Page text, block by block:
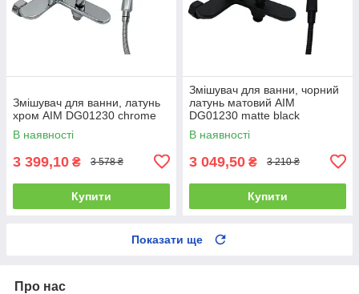
Змішувач для ванни, латунь
хром AIM DG01230 chrome
В наявності
3 399,10 ₴ 3 578 ₴
Купити
Змішувач для ванни, чорний
латунь матовий AIM
DG01230 matte black
В наявності
3 049,50 ₴ 3 210 ₴
Купити
Показати ще
Про нас